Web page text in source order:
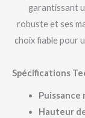
garantissant
robuste et ses
choix fiable pour
Spécifications
Puissance
Hauteur